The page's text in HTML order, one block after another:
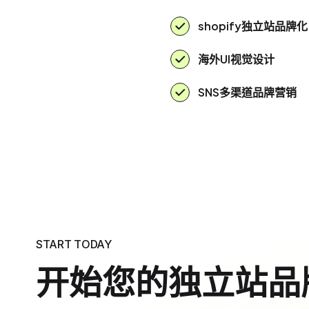
shopify独立站品牌化
海外UI视觉设计
SNS多渠道品牌营销
START TODAY
开始您的独立站